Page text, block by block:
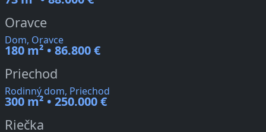
Oravce
Dom, Oravce
180 m² • 86.800 €
Priechod
Rodinný dom, Priechod
300 m² • 250.000 €
Riečka